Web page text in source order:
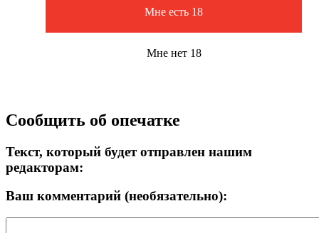
Мне есть 18
Мне нет 18
Сообщить об опечатке
Текст, который будет отправлен нашим
редакторам:
Ваш комментарий (необязательно):